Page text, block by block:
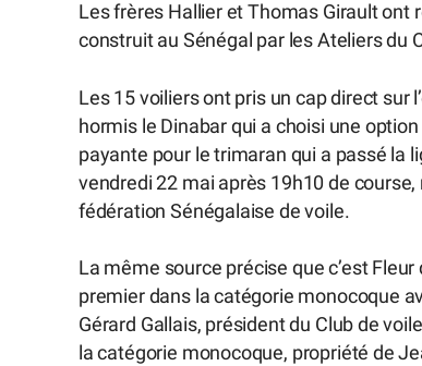
Les frères Hallier et Thomas Girault
construit au Sénégal par les Ateliers du
Les 15 voiliers ont pris un cap direct sur
hormis le Dinabar qui a choisi une
payante pour le trimaran qui a passé la
vendredi 22 mai après 19h10 de
fédération Sénégalaise de voile.
La même source précise que c’est
premier dans la catégorie monocoque
Gérard Gallais, président du Club de
la catégorie monocoque, propriété de